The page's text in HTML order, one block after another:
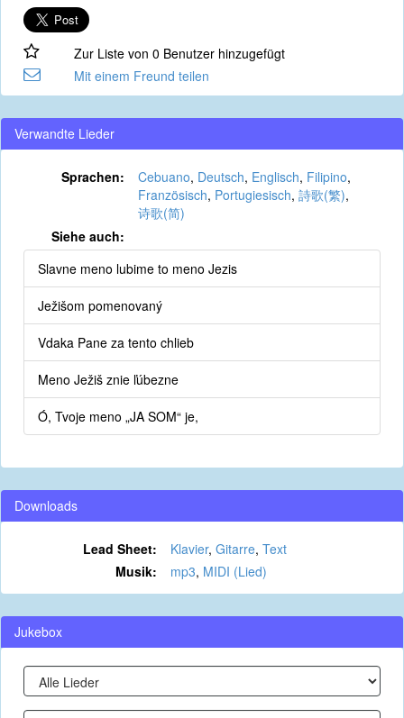
Zur Liste von 0 Benutzer hinzugefügt
Mit einem Freund teilen
Verwandte Lieder
Sprachen: Cebuano, Deutsch, Englisch, Filipino,
Französisch, Portugiesisch, 詩歌(繁),
诗歌(简)
Siehe auch:
Slavne meno lubime to meno Jezis
Ježišom pomenovaný
Vdaka Pane za tento chlieb
Meno Ježiš znie ľúbezne
Ó, Tvoje meno „JA SOM“ je,
Downloads
Lead Sheet: Klavier, Gitarre, Text
Musik:
mp3, MIDI (Lied)
Jukebox